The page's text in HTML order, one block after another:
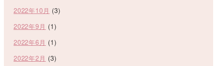
2022年10月 (3)
2022年9月 (1)
2022年6月 (1)
2022年2月 (3)